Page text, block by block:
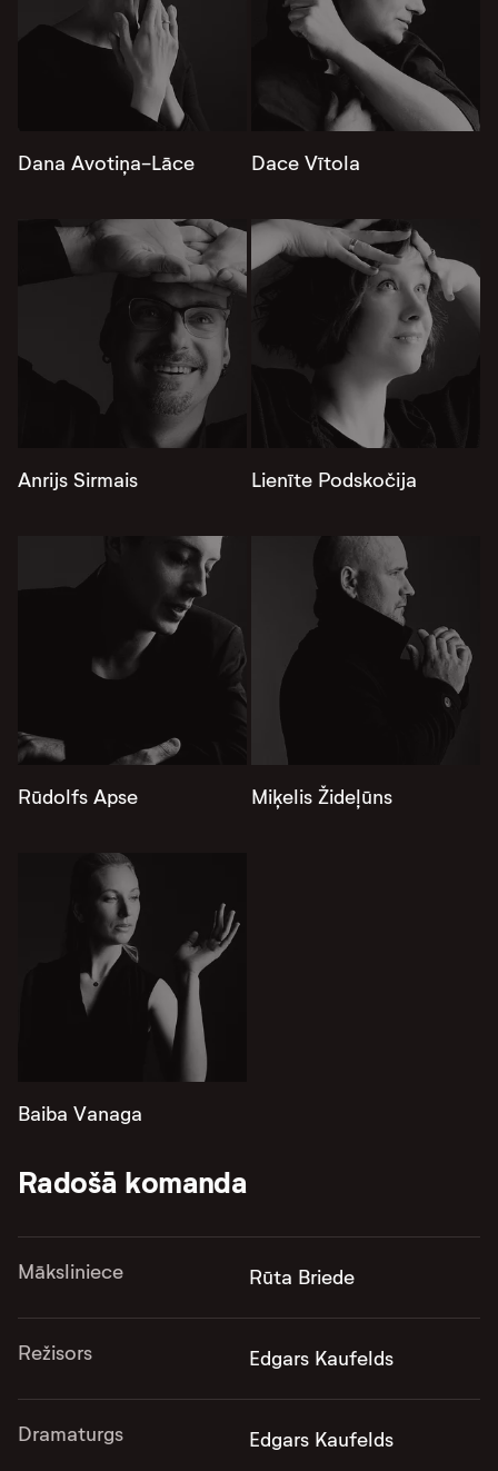
Dana Avotiņa-Lāce Dace Vītola
Anrijs Sirmais Lienīte Podskočija
Rūdolfs Apse Miķelis Žideļūns
Baiba Vanaga
Radošā komanda
Māksliniece Rūta Briede
Režisors Edgars Kaufelds
Dramaturgs Edgars Kaufelds